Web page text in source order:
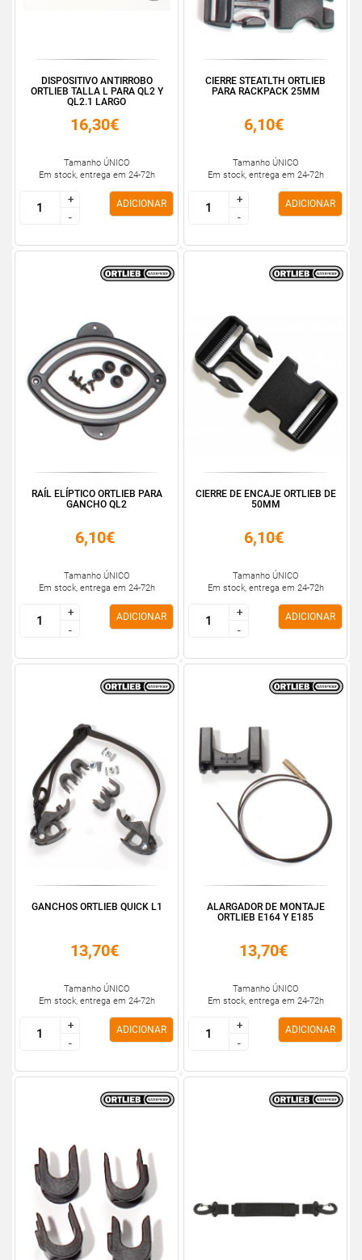
DISPOSITIVO ANTIRROBO
ORTLIEB TALLA L PARA QL2 Y
QL2.1 LARGO
16,30€
Tamanho ÚNICO
Em stock, entrega em 24-72h
+
-
+
-
ADICIONAR
CIERRE STEATLTH ORTLIEB
PARA RACKPACK 25MM
6,10€
Tamanho ÚNICO
Em stock, entrega em 24-72h
+
-
+
-
ADICIONAR
RAÍL ELÍPTICO ORTLIEB PARA
GANCHO QL2
6,10€
Tamanho ÚNICO
Em stock, entrega em 24-72h
+
-
+
-
ADICIONAR
CIERRE DE ENCAJE ORTLIEB DE
50MM
6,10€
Tamanho ÚNICO
Em stock, entrega em 24-72h
+
-
+
-
ADICIONAR
GANCHOS ORTLIEB QUICK L1
13,70€
Tamanho ÚNICO
Em stock, entrega em 24-72h
+
-
+
-
ADICIONAR
ALARGADOR DE MONTAJE
ORTLIEB E164 Y E185
13,70€
Tamanho ÚNICO
Em stock, entrega em 24-72h
+
-
+
-
ADICIONAR